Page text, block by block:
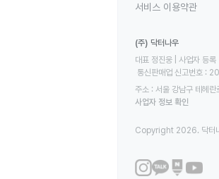
서비스 이용약관
(주) 닥터나우
대표 정진웅 | 사업자
통신판매업 신고번호
주소 : 서울 강남구 테헤
사업자 정보 확인
Copyright 2026. 닥터